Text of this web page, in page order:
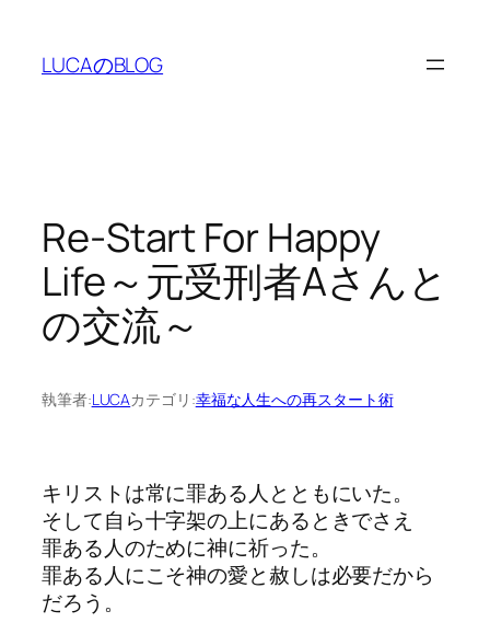
LUCAのBLOG
Re-Start For Happy
Life～元受刑者Aさんと
の交流～
執筆者:LUCAカテゴリ:幸福な人生への再スタート術
キリストは常に罪ある人とともにいた。
そして自ら十字架の上にあるときでさえ
罪ある人のために神に祈った。
罪ある人にこそ神の愛と赦しは必要だから
だろう。